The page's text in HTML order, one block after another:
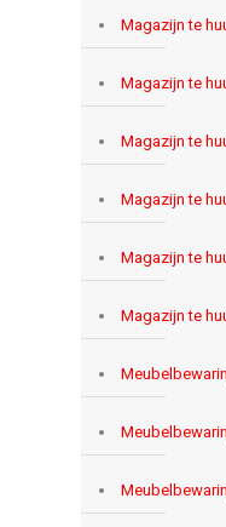
Magazijn te
Magazijn te
Magazijn te
Magazijn te
Magazijn te
Magazijn te